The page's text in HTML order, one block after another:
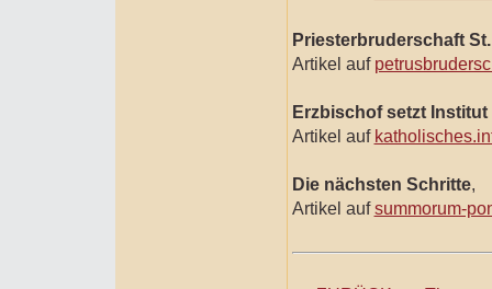
Priesterbruderschaft
Artikel auf
Erzbischof setzt
Artikel auf
Die nächsten Schritte,
Artikel aufsummorum-